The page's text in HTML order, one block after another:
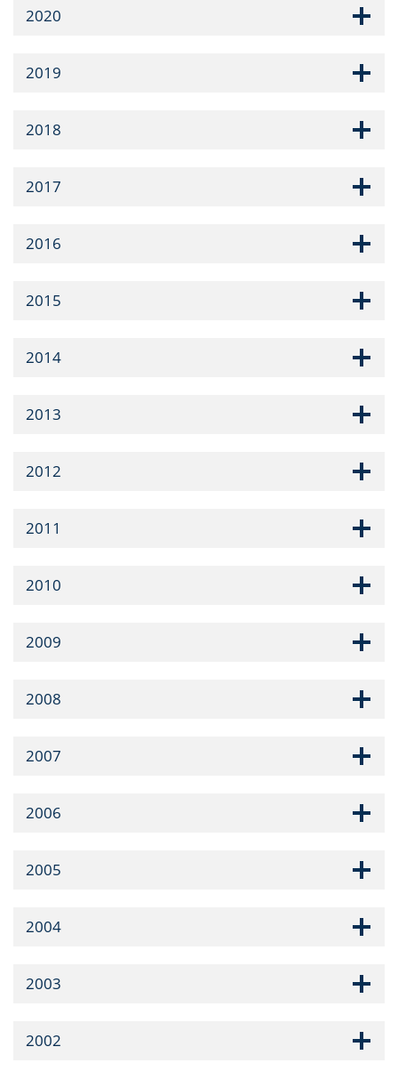
2020
2019
2018
2017
2016
2015
2014
2013
2012
2011
2010
2009
2008
2007
2006
2005
2004
2003
2002